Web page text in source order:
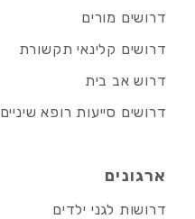
דרושים מורים
דרושים קלינאי תקשורת
דרוש אב בית
דרושים סייעות רופא שיניים
ארגונים
דרושות לגני ילדים